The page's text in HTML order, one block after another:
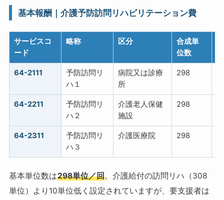
基本報酬｜介護予防訪問リハビリテーション費
サービスコ
ード
略称 区分
合成単
位数
64-2111
予防訪問リ
ハ１
病院又は診療
所
298
64-2211
予防訪問リ
ハ２
介護老人保健
施設
298
64-2311
予防訪問リ
ハ３
介護医療院 298
基本単位数は298単位／回。介護給付の訪問リハ（308
単位）より10単位低く設定されていますが、要支援者は